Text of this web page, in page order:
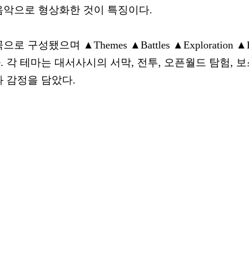
악으로 형상화한 것이 특징이다.
으로 구성됐으며 ▲Themes ▲Battles ▲Exploration
각 테마는 대서사시의 서막, 전투, 오픈월드 탐험, 보
감정을 담았다.